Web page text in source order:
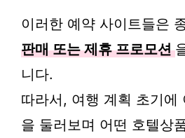
이러한 예약 사이트들은
판매 또는 제휴 프로모션
니다.
따라서, 여행 계획 초기에
을 둘러보며 어떤 호텔상